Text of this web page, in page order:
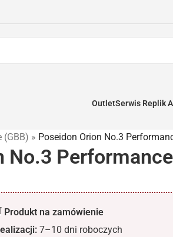
OutletSerwis Replik
(GBB) » Poseidon Orion No.3
No.3 Performance
Produkt na zamówienie
7–10 dni roboczych